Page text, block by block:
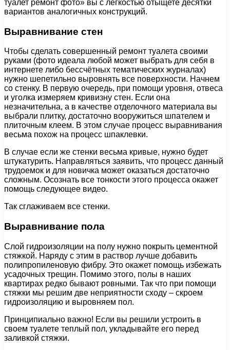
туалет ремонт фото» вы с легкостью отыщете десятки
вариантов аналогичных конструкций.
Выравнивание стен
Чтобы сделать совершенный ремонт туалета своими
руками (фото идеала любой может выбрать для себя в
интернете либо бессчётных тематических журналах)
нужно шепетильно выровнять все поверхности. Начнем
со стенку. В первую очередь, при помощи уровня, отвеса
и уголка измеряем кривизну стен. Если она
незначительна, а в качестве отделочного материала вы
выбрали плитку, достаточно вооружиться шпателем и
плиточным клеем. В этом случае процесс выравнивания
весьма похож на процесс шпаклевки.
В случае если же стенки весьма кривые, нужно будет
штукатурить. Направляться заявить, что процесс данный
трудоемок и для новичка может оказаться достаточно
сложным. Осознать все тонкости этого процесса окажет
помощь следующее видео.
Так сглаживаем все стенки.
Выравнивание пола
Слой гидроизоляции на полу нужно покрыть цементной
стяжкой. Наряду с этим в раствор лучше добавить
полипропиленовую фибру. Это окажет помощь избежать
усадочных трещин. Помимо этого, полы в наших
квартирах редко бывают ровными. Так что при помощи
стяжки мы решим две неприятности сходу – скроем
гидроизоляцию и выровняем пол.
Принципиально важно! Если вы решили устроить в
своем туалете теплый пол, укладывайте его перед
заливкой стяжки.